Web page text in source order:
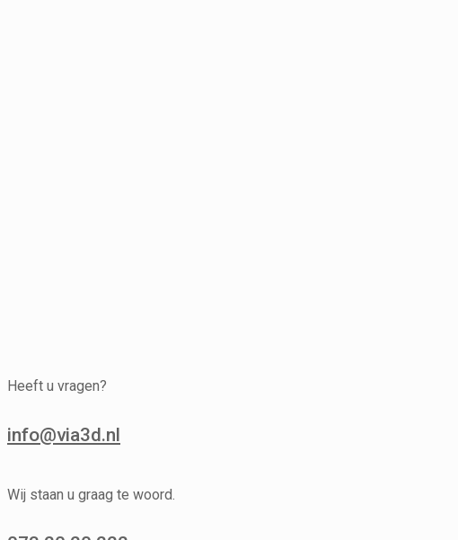
Heeft u vragen?
info@via3d.nl
Wij staan u graag te woord.